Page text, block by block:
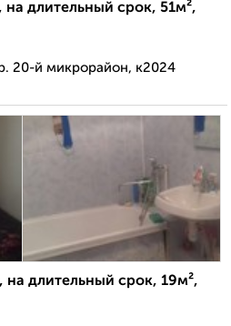
длительный срок, 51м²,
20-й микрорайон, к2024
на длительный срок, 19м²,